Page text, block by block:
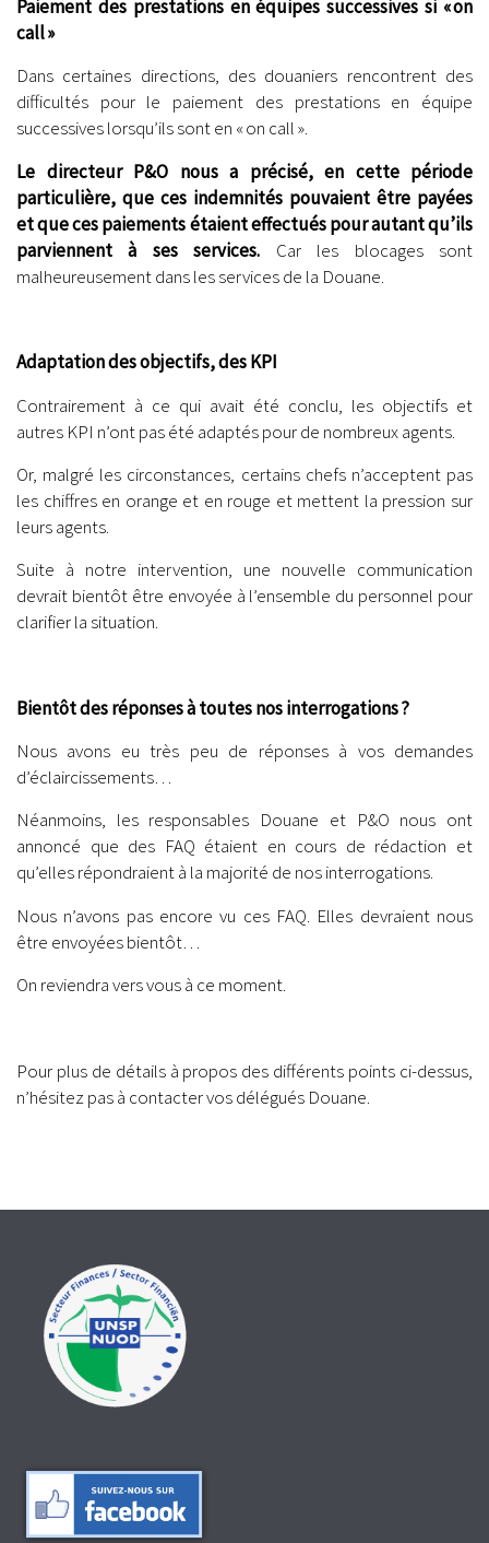
Paiement des prestations en équipes successives si « on
call »
Dans certaines directions, des douaniers rencontrent des
difficultés pour le paiement des prestations en équipe
successives lorsqu’ils sont en « on call ».
Le directeur P&O nous a précisé, en cette période
particulière, que ces indemnités pouvaient être payées
et que ces paiements étaient effectués pour autant qu’ils
parviennent à ses services. Car les blocages sont
malheureusement dans les services de la Douane.
Adaptation des objectifs, des KPI
Contrairement à ce qui avait été conclu, les objectifs et
autres KPI n’ont pas été adaptés pour de nombreux agents.
Or, malgré les circonstances, certains chefs n’acceptent pas
les chiffres en orange et en rouge et mettent la pression sur
leurs agents.
Suite à notre intervention, une nouvelle communication
devrait bientôt être envoyée à l’ensemble du personnel pour
clarifier la situation.
Bientôt des réponses à toutes nos interrogations ?
Nous avons eu très peu de réponses à vos demandes
d’éclaircissements…
Néanmoins, les responsables Douane et P&O nous ont
annoncé que des FAQ étaient en cours de rédaction et
qu’elles répondraient à la majorité de nos interrogations.
Nous n’avons pas encore vu ces FAQ. Elles devraient nous
être envoyées bientôt…
On reviendra vers vous à ce moment.
Pour plus de détails à propos des différents points ci-dessus,
n’hésitez pas à contacter vos délégués Douane.